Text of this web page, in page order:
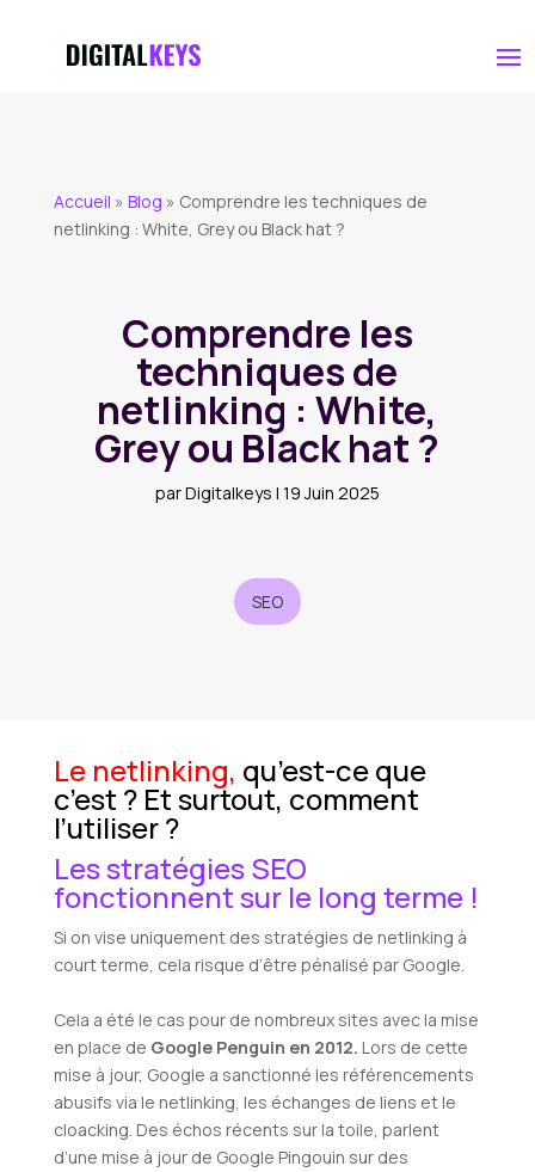
Accueil » Blog » Comprendre les techniques de
netlinking : White, Grey ou Black hat ?
Comprendre les
techniques de
netlinking : White,
Grey ou Black hat ?
parDigitalkeys | 19 Juin 2025
SEO
Le netlinking, qu’est-ce que
c’est ? Et surtout, comment
l’utiliser ?
Les stratégies SEO
fonctionnent sur le long terme !
Si on vise uniquement des stratégies de netlinking à
court terme, cela risque d’être pénalisé par Google.
Cela a été le cas pour de nombreux sites avec la mise
en place de Google Penguin en 2012. Lors de cette
mise à jour, Google a sanctionné les référencements
abusifs via le netlinking, les échanges de liens et le
cloacking. Des échos récents sur la toile, parlent
d’une mise à jour de Google Pingouin sur des